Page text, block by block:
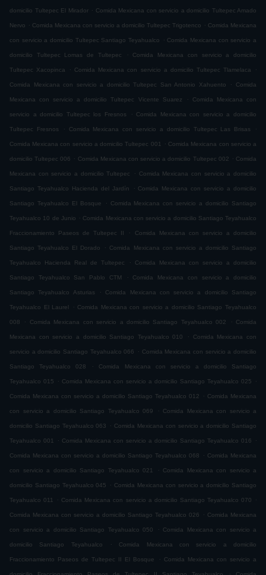
domicilio Tultepec El Mirador . Comida Mexicana con servicio a domicilio Tultepec Amado
Nervo . Comida Mexicana con servicio a domicilio Tultepec Trigotenco . Comida Mexicana
con servicio a domicilio Tultepec Santiago Teyahualco . Comida Mexicana con servicio a
domicilio Tultepec Lomas de Tultepec . Comida Mexicana con servicio a domicilio
Tultepec Xacopinca . Comida Mexicana con servicio a domicilio Tultepec Tlamelaca .
Comida Mexicana con servicio a domicilio Tultepec San Antonio Xahuento . Comida
Mexicana con servicio a domicilio Tultepec Vicente Suarez . Comida Mexicana con
servicio a domicilio Tultepec los Fresnos . Comida Mexicana con servicio a domicilio
Tultepec Fresnos . Comida Mexicana con servicio a domicilio Tultepec Las Brisas .
Comida Mexicana con servicio a domicilio Tultepec 001 . Comida Mexicana con servicio a
domicilio Tultepec 006 . Comida Mexicana con servicio a domicilio Tultepec 002 . Comida
Mexicana con servicio a domicilio Tultepec . Comida Mexicana con servicio a domicilio
Santiago Teyahualco Hacienda del Jardín . Comida Mexicana con servicio a domicilio
Santiago Teyahualco El Bosque . Comida Mexicana con servicio a domicilio Santiago
Teyahualco 10 de Junio . Comida Mexicana con servicio a domicilio Santiago Teyahualco
Fraccionamiento Paseos de Tultepec II . Comida Mexicana con servicio a domicilio
Santiago Teyahualco El Dorado . Comida Mexicana con servicio a domicilio Santiago
Teyahualco Hacienda Real de Tultepec . Comida Mexicana con servicio a domicilio
Santiago Teyahualco San Pablo CTM . Comida Mexicana con servicio a domicilio
Santiago Teyahualco Asturias . Comida Mexicana con servicio a domicilio Santiago
Teyahualco El Laurel . Comida Mexicana con servicio a domicilio Santiago Teyahualco
008 . Comida Mexicana con servicio a domicilio Santiago Teyahualco 002 . Comida
Mexicana con servicio a domicilio Santiago Teyahualco 010 . Comida Mexicana con
servicio a domicilio Santiago Teyahualco 066 . Comida Mexicana con servicio a domicilio
Santiago Teyahualco 028 . Comida Mexicana con servicio a domicilio Santiago
Teyahualco 015 . Comida Mexicana con servicio a domicilio Santiago Teyahualco 025 .
Comida Mexicana con servicio a domicilio Santiago Teyahualco 012 . Comida Mexicana
con servicio a domicilio Santiago Teyahualco 069 . Comida Mexicana con servicio a
domicilio Santiago Teyahualco 063 . Comida Mexicana con servicio a domicilio Santiago
Teyahualco 001 . Comida Mexicana con servicio a domicilio Santiago Teyahualco 016 .
Comida Mexicana con servicio a domicilio Santiago Teyahualco 068 . Comida Mexicana
con servicio a domicilio Santiago Teyahualco 021 . Comida Mexicana con servicio a
domicilio Santiago Teyahualco 045 . Comida Mexicana con servicio a domicilio Santiago
Teyahualco 011 . Comida Mexicana con servicio a domicilio Santiago Teyahualco 070 .
Comida Mexicana con servicio a domicilio Santiago Teyahualco 026 . Comida Mexicana
con servicio a domicilio Santiago Teyahualco 050 . Comida Mexicana con servicio a
domicilio Santiago Teyahualco . Comida Mexicana con servicio a domicilio
Fraccionamiento Paseos de Tultepec II El Bosque . Comida Mexicana con servicio a
.